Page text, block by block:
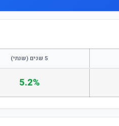
5 שנים (שנתי)
5.2%